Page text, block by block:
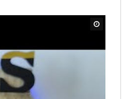
Watch